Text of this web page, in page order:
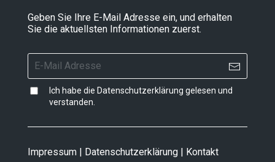
Geben Sie Ihre E-Mail Adresse ein, und erhalten
Sie die aktuellsten Informationen zuerst.
Ich habe die Datenschutzerklärung gelesen und
verstanden.
Impressum | Datenschutzerklärung | Kontakt